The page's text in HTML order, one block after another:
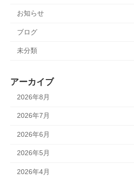
お知らせ
ブログ
未分類
アーカイブ
2026年8月
2026年7月
2026年6月
2026年5月
2026年4月